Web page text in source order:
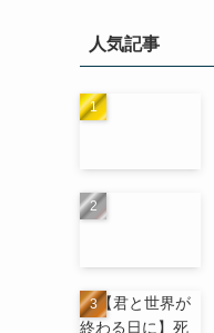
人気記事